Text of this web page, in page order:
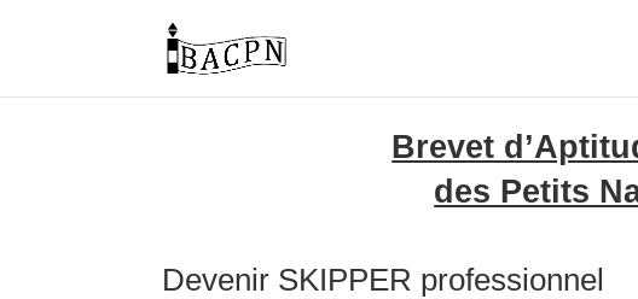
Brevet
des Petits
Devenir SKIPPER professionnel